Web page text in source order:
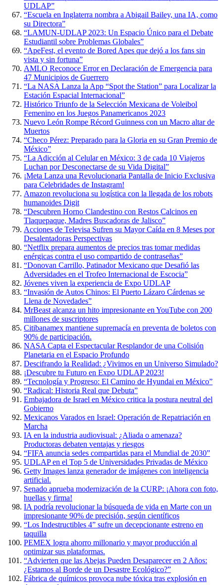
UDLAP”
“Escuela en Inglaterra nombra a Abigail Bailey, una IA, como
su Directora”
“LAMUN-UDLAP 2023: Un Espacio Único para el Debate
Estudiantil sobre Problemas Globales”
“ApeFest, el evento de Bored Apes que dejó a los fans sin
vista y sin fortuna”
AMLO Reconoce Error en Declaración de Emergencia para
47 Municipios de Guerrero
“La NASA Lanza la App “Spot the Station” para Localizar la
Estación Espacial Internacional”
Histórico Triunfo de la Selección Mexicana de Voleibol
Femenino en los Juegos Panamericanos 2023
Nuevo León Rompe Récord Guinness con un Macro altar de
Muertos
“Checo Pérez: Preparado para la Gloria en su Gran Premio de
México”
“La Adicción al Celular en México: 3 de cada 10 Viajeros
Luchan por Desconectarse de su Vida Digital”
¡Meta Lanza una Revolucionaria Pantalla de Inicio Exclusiva
para Celebridades de Instagram!
Amazon revoluciona su logística con la llegada de los robots
humanoides Digit
“Descubren Horno Clandestino con Restos Calcinos en
Tlaquepaque, Madres Buscadoras de Jalisco”
Acciones de Televisa Sufren su Mayor Caída en 8 Meses por
Desalentadoras Perspectivas
“Netflix prepara aumentos de precios tras tomar medidas
enérgicas contra el uso compartido de contraseñas”
“Donovan Carrillo, Patinador Mexicano que Desafió las
Adversidades en el Trofeo Internacional de Escocia”
Jóvenes viven la experiencia de Expo UDLAP
“Invasión de Autos Chinos: El Puerto Lázaro Cárdenas se
Llena de Novedades”
MrBeast alcanza un hito impresionante en YouTube con 200
millones de suscriptores
Citibanamex mantiene supremacía en preventa de boletos con
90% de participación.
NASA Capta el Espectacular Resplandor de una Colisión
Planetaria en el Espacio Profundo
Descifrando la Realidad: ¿Vivimos en un Universo Simulado?
¡Descubre tu Futuro en Expo UDLAP 2023!
“Tecnología y Progreso: El Camino de Hyundai en México”
“Radical: Historia Real que Debuta”
Embajadora de Israel en México critica la postura neutral del
Gobierno
Mexicanos Varados en Israel: Operación de Repatriación en
Marcha
IA en la industria audiovisual: ¿Aliada o amenaza?
Productoras debaten ventajas y riesgos
“FIFA anuncia sedes compartidas para el Mundial de 2030”
UDLAP en el Top 5 de Universidades Privadas de México
Getty Images lanza generador de imágenes con inteligencia
artificial.
Senado aprueba modernización de la CURP: ¡Ahora con foto,
huellas y firma!
IA podría revolucionar la búsqueda de vida en Marte con un
impresionante 90% de precisión, según científicos
“Los Indestructibles 4” sufre un decepcionante estreno en
taquilla
PEMEX logra ahorro millonario y mayor producción al
optimizar sus plataformas.
“Advierten que las Abejas Pueden Desaparecer en 2 Años:
¿Estamos al Borde de un Desastre Ecológico?”
Fábrica de químicos provoca nube tóxica tras explosión en